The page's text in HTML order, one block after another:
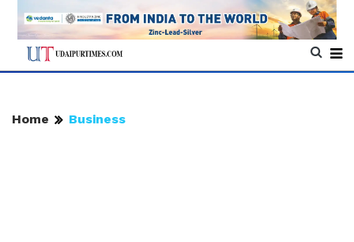
Home Business